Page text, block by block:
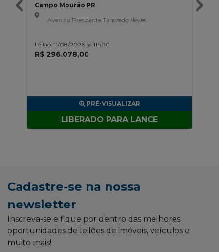
Campo Mourão PR
Avenida Presidente Tancredo Neves
Leilão: 11/08/2026 às 11h00
R$ 296.078,00
PRÉ-VISUALIZAR
LIBERADO PARA LANCE
Cadastre-se na nossa
newsletter
Inscreva-se e fique por dentro das melhores
oportunidades de leilões de imóveis, veículos e
muito mais!